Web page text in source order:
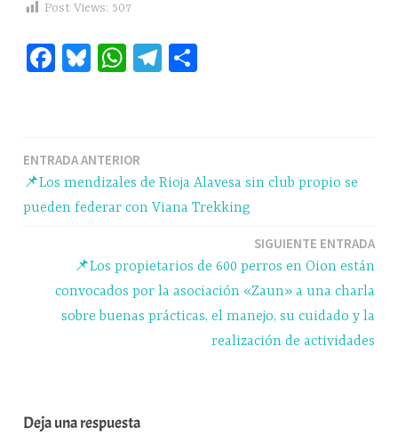
Post Views: 507
Fa Bl W
pp
Te
m rti
r
Navegación
ENTRADA ANTERIOR
📌Los mendizales de Rioja Alavesa sin club propio se
pueden federar con Viana Trekking
SIGUIENTE ENTRADA
📌Los propietarios de 600 perros en Oion están
convocados por la asociación «Zaun» a una charla
sobre buenas prácticas, el manejo, su cuidado y la
realización de actividades
Deja una respuesta